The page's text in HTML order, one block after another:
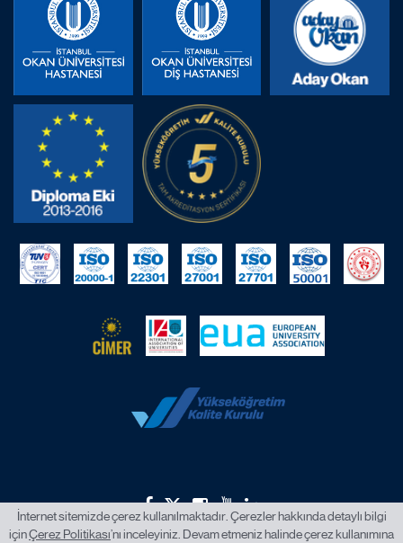
İnternet sitemizde çerez kullanılmaktadır. Çerezler hakkında detaylı bilgi
içinÇerez Politikası’nı inceleyiniz. Devam etmeniz halinde çerez kullanımına